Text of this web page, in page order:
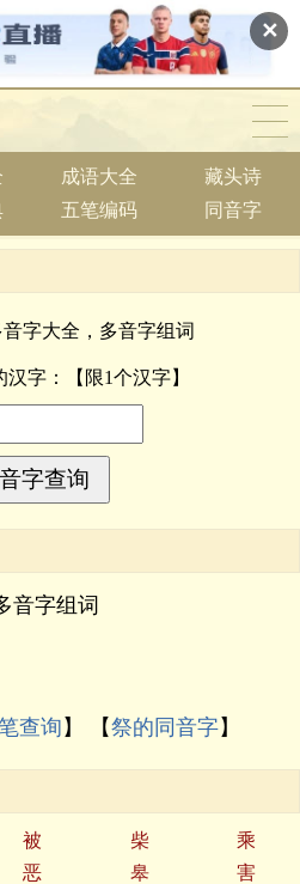
✕
成语大全
藏头诗
五笔编码 同音字
字大全，多音字组词
字： 【限1个汉字】
音字组词
查询 】 【祭的同音字】
被 柴
乘
恶 皋
害